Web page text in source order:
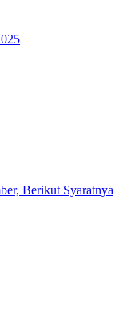
Berikut Syaratnya